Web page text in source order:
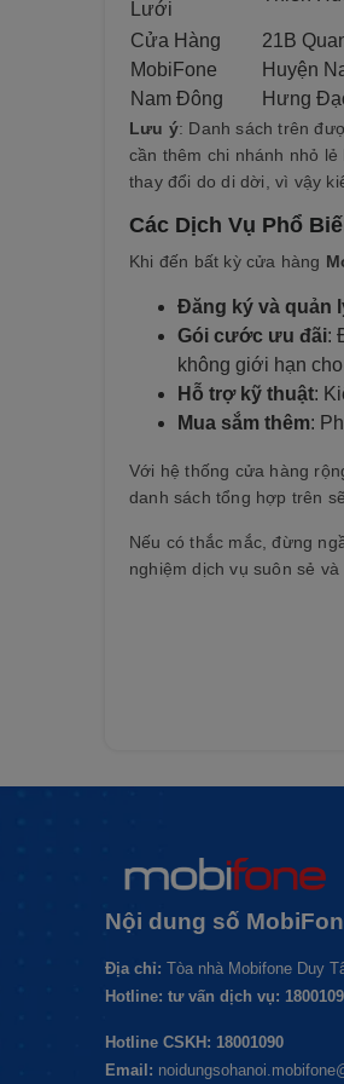
Lưới
Cửa Hàng
MobiFone
Nam Đông
21B
Huyện
Hưng
Lưu ý: Danh sách trên
cần thêm chi nhánh nhỏ
thay đổi do di dời, vì vậy
Các Dịch Vụ Phổ
Khi đến bất kỳ cửa hàng
Đăng ký và quản
Gói cước ưu đãi:
không giới hạn
Hỗ trợ kỹ thuật:
Mua sắm thêm:
Với hệ thống cửa hàng
danh sách tổng hợp trên
Nếu có thắc mắc, đừng
nghiệm dịch vụ suôn sẻ
Nội dung số
Địa chỉ: Tòa nhà Mobifone Duy
Hotline: tư vấn dịch vụ:
Hotline CSKH: 18001090
Email: